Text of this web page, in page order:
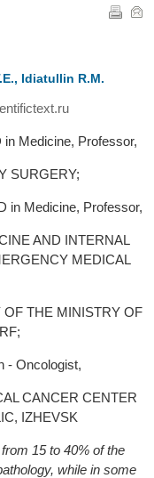
Idiatullin R.M.
Medicine, Professor,
SURGERY;
in Medicine, Professor,
AND INTERNAL
MEDICAL
OF THE MINISTRY OF
- Oncologist,
CANCER CENTER
IZHEVSK
15 to 40% of the
while in some